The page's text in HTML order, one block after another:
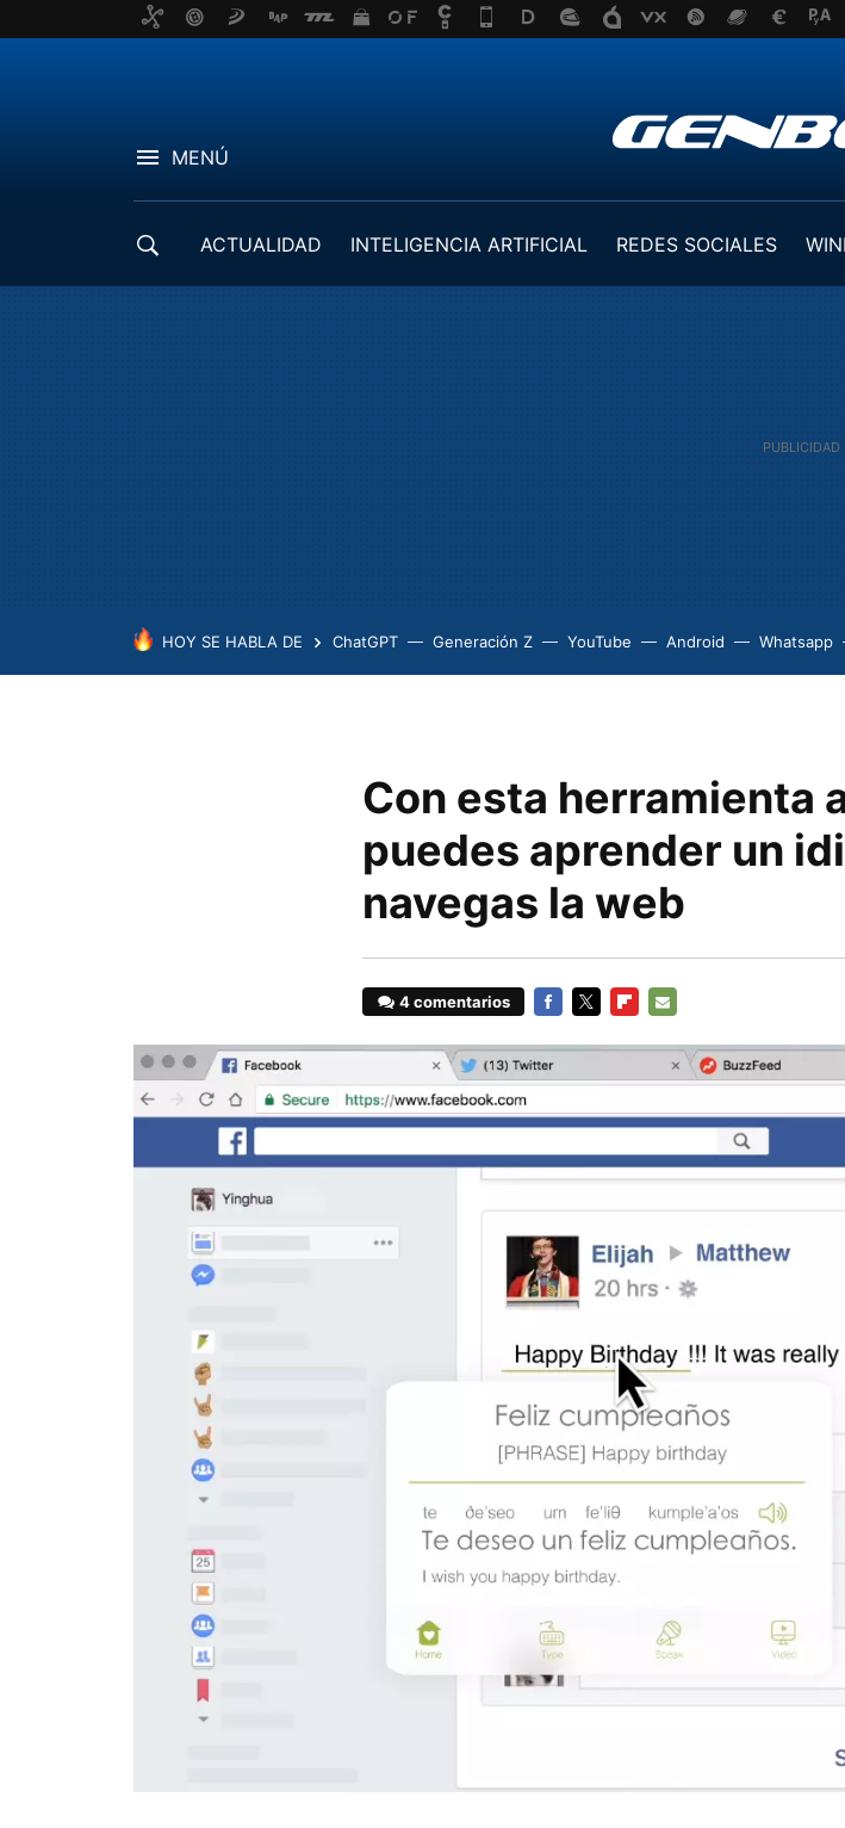
MENÚ
ACTUALIDAD INTELIGENCIA ARTIFICIAL REDES SOCIALES
HOY SE HABLA DE ChatGPT Generación Z YouTube Android Whatsapp
Con esta herramienta
puedes aprender un
navegas la web
4 comentarios
MAIL